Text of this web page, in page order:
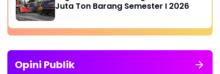
Juta Ton Barang Semester I 2026
Opini Publik